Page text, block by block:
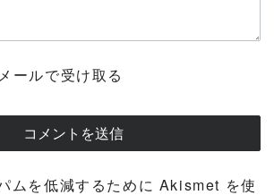
ールで受け取る
ムを低減するために Akismet を使